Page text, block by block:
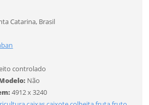
Catarina, Brasil
controlado
Não
4912 x 3240
SALVAR